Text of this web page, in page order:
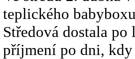
teplického
Středová dostala
příjmení po dni, kdy